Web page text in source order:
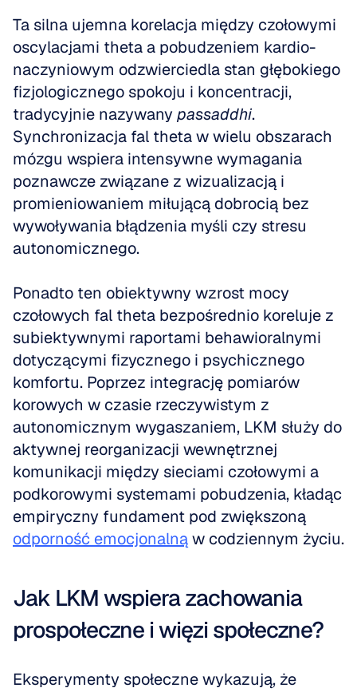
Ta silna ujemna korelacja między czołowymi
oscylacjami theta a pobudzeniem kardio-
naczyniowym odzwierciedla stan głębokiego
fizjologicznego spokoju i koncentracji,
tradycyjnie nazywany passaddhi.
Synchronizacja fal theta w wielu obszarach
mózgu wspiera intensywne wymagania
poznawcze związane z wizualizacją i
promieniowaniem miłującą dobrocią bez
wywoływania błądzenia myśli czy stresu
autonomicznego.
Ponadto ten obiektywny wzrost mocy
czołowych fal theta bezpośrednio koreluje z
subiektywnymi raportami behawioralnymi
dotyczącymi fizycznego i psychicznego
komfortu. Poprzez integrację pomiarów
korowych w czasie rzeczywistym z
autonomicznym wygaszaniem, LKM służy do
aktywnej reorganizacji wewnętrznej
komunikacji między sieciami czołowymi a
podkorowymi systemami pobudzenia, kładąc
odporność emocjonalną w codziennym życiu.
Jak LKM wspiera zachowania
prospołeczne i więzi społeczne?
Eksperymenty społeczne wykazują, że